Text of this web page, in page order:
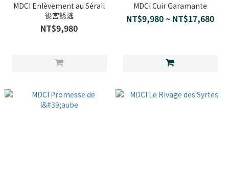
MDCI Enlèvement au Sérail
後宮誘逃
NT$9,980
MDCI Cuir Garamante
NT$9,980 ~ NT$17,680